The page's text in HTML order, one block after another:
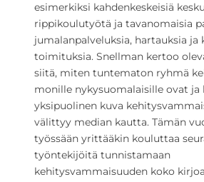
esimerkiksi kahdenkeskeisiä
rippikoulutyötä ja tavanomaisia
jumalanpalveluksia, hartauksia ja
toimituksia. Snellman kertoo
siitä, miten tuntematon ryhmä
monille nykysuomalaisille ovat ja
yksipuolinen kuva
välittyy median kautta. Tämän
työssään yrittääkin kouluttaa
työntekijöitä tunnistamaan
kehitysvammaisuuden koko